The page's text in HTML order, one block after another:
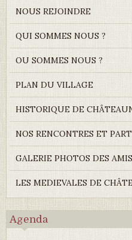
NOUS REJOINDRE
QUI SOMMES NOUS ?
OU SOMMES NOUS ?
PLAN DU VILLAGE
HISTORIQUE DE
NOS RENCONTRES ET
GALERIE PHOTOS DES AMIS
LES MEDIEVALES DE
Agenda